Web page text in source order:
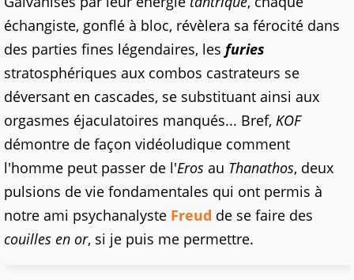
échangiste, gonflé à bloc, révèlera sa férocité dans
des parties fines légendaires, les furies
stratosphériques aux combos castrateurs se
déversant en cascades, se substituant ainsi aux
orgasmes éjaculatoires manqués... Bref, KOF
démontre de façon vidéoludique comment
l'homme peut passer de l'Eros au Thanathos, deux
pulsions de vie fondamentales qui ont permis à
notre ami psychanalyste Freud de se faire des
couilles en or, si je puis me permettre.